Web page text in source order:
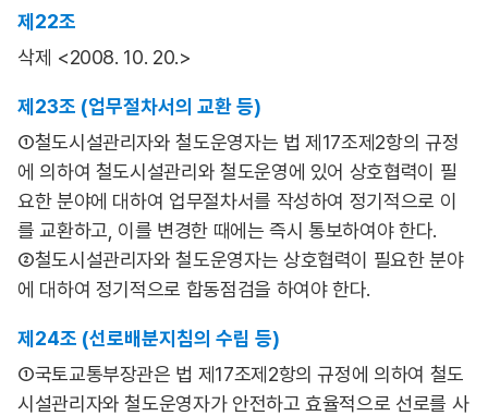
제22조
삭제 <2008. 10. 20.>
제23조 (업무절차서의 교환 등)
①철도시설관리자와 철도운영자는 법 제17조제2항의 규정
에 의하여 철도시설관리와 철도운영에 있어 상호협력이 필
요한 분야에 대하여 업무절차서를 작성하여 정기적으로 이
를 교환하고, 이를 변경한 때에는 즉시 통보하여야 한다.
②철도시설관리자와 철도운영자는 상호협력이 필요한 분야
에 대하여 정기적으로 합동점검을 하여야 한다.
제24조 (선로배분지침의 수립 등)
①국토교통부장관은 법 제17조제2항의 규정에 의하여 철도
시설관리자와 철도운영자가 안전하고 효율적으로 선로를 사